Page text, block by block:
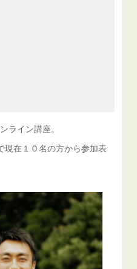
ライン講座。
現在１０名の方から参加表